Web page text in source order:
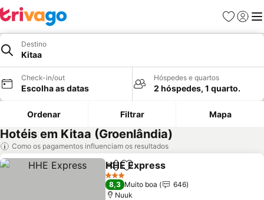
Favoritos
Iniciar
Destino
Kitaa
Check-in/out
Escolha as datas
Hóspedes e quartos
2 hóspedes, 1 quarto.
Ordenar Filtrar Mapa
Hotéis em Kitaa (Groenlândia)
Como os pagamentos influenciam os resultados
PartilharAdicionar aos favoritos
HHE Express
3 Estrelas
8,3 Muito boa
646
Nuuk